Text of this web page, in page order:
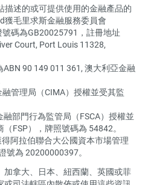
述的或可提供使用的金融產品的
毛里求斯金融服務委員會
號碼為GB20025791，註冊地址
Court, Port Louis 11328,
90 149 011 361, 澳大利亞金融
管理局（CIMA）授權並受其監
部門行為監管局（FSCA）授權並
FSP），牌照號碼為 54842。
阿拉伯聯合大公國資本市場管理
號為 20200000397。
拿大、日本、紐西蘭、英國或菲